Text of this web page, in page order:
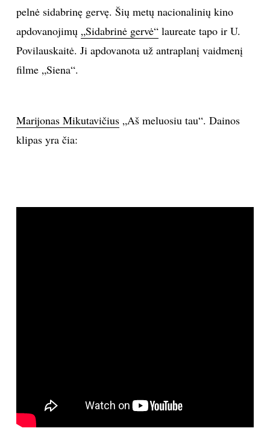
RECEPTAI
VAIKAI
KONTAKTAI
pelnė sidabrinę gervę. Šių metų nacionalinių kino
apdovanojimų „Sidabrinė gervė“laureate tapo ir U.
Povilauskaitė. Ji apdovanota už antraplanį vaidmenį
filme „Siena“.
Marijonas Mikutavičius„Aš meluosiu tau“. Dainos
klipas yra čia: